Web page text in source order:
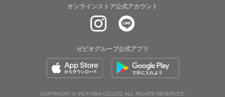
オンラインストア公式アカウント
ゼビオグループ公式アプリ
COPYRIGHT © VICTORIA CO.,LTD. ALL RIGHTS RESERVED.